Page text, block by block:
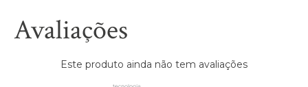
Avaliações
Este produto ainda não tem avaliações